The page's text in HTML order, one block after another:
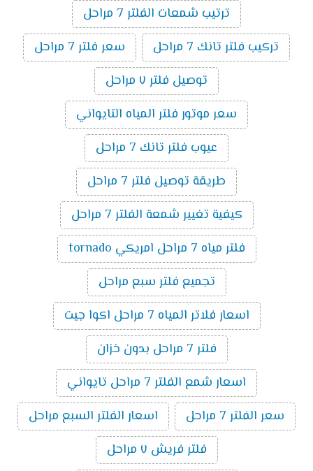
ترتيب شمعات الفلتر 7 مراحل
تركيب فلتر تانك 7 مراحل
سعر فلتر 7 مراحل
توصيل فلتر ٧ مراحل
سعر موتور فلتر المياه التايواني
عيوب فلتر تانك 7 مراحل
طريقة توصيل فلتر 7 مراحل
كيفية تغيير شمعة الفلتر 7 مراحل
فلتر مياه 7 مراحل امريكي tornado
تجميع فلتر سبع مراحل
اسعار فلاتر المياه 7 مراحل اكوا جيت
فلتر 7 مراحل بدون خزان
اسعار شمع الفلتر 7 مراحل تايواني
سعر الفلتر 7 مراحل
اسعار الفلتر السبع مراحل
فلتر فريش ٧ مراحل